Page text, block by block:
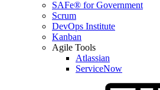
SAFe® for Government
Scrum
DevOps Institute
Kanban
Agile Tools
Atlassian
ServiceNow